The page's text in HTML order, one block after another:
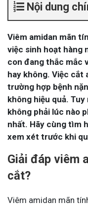
Nội dung
Viêm amidan mãn
việc sinh hoạt hàng
con đang thắc mắc
hay không. Việc
trường hợp bệnh
không hiệu quả.
không phải lúc nào
nhất. Hãy cùng tìm
xem xét trước khi
Giải đáp viêm
cắt?
Viêm amidan mãn